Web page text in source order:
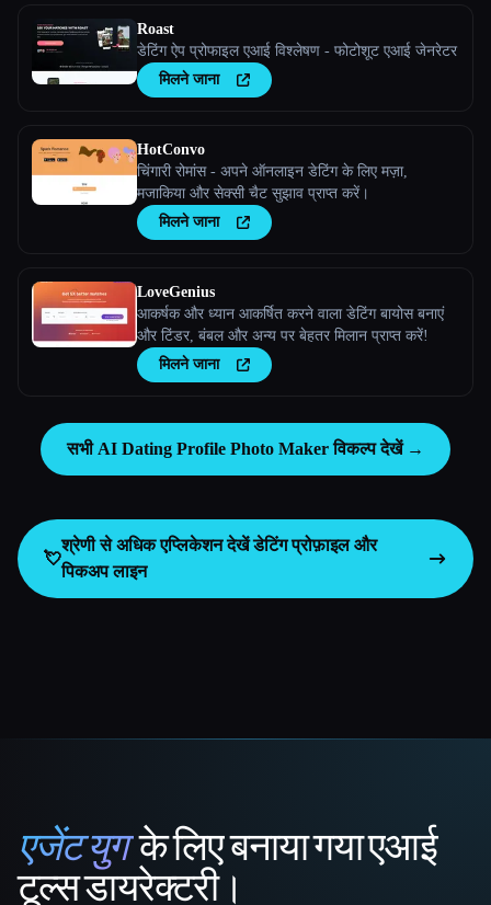
Roast
डेटिंग ऐप प्रोफाइल एआई विश्लेषण - फोटोशूट एआई जेनरेटर
मिलने जाना
HotConvo
चिंगारी रोमांस - अपने ऑनलाइन डेटिंग के लिए मज़ा,
मजाकिया और सेक्सी चैट सुझाव प्राप्त करें।
मिलने जाना
LoveGenius
आकर्षक और ध्यान आकर्षित करने वाला डेटिंग बायोस बनाएं
और टिंडर, बंबल और अन्य पर बेहतर मिलान प्राप्त करें!
मिलने जाना
सभी AI Dating Profile Photo Maker विकल्प देखें →
💘
श्रेणी से अधिक एप्लिकेशन देखेंडेटिंग प्रोफ़ाइल और
पिकअप लाइन
That AI Collection
एजेंट युगके लिए बनाया गया एआई
टूल्स डायरेक्टरी।